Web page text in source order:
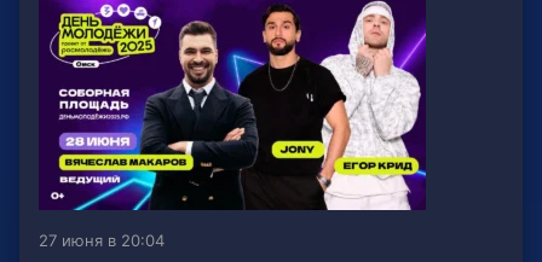
27 июня в 20:04